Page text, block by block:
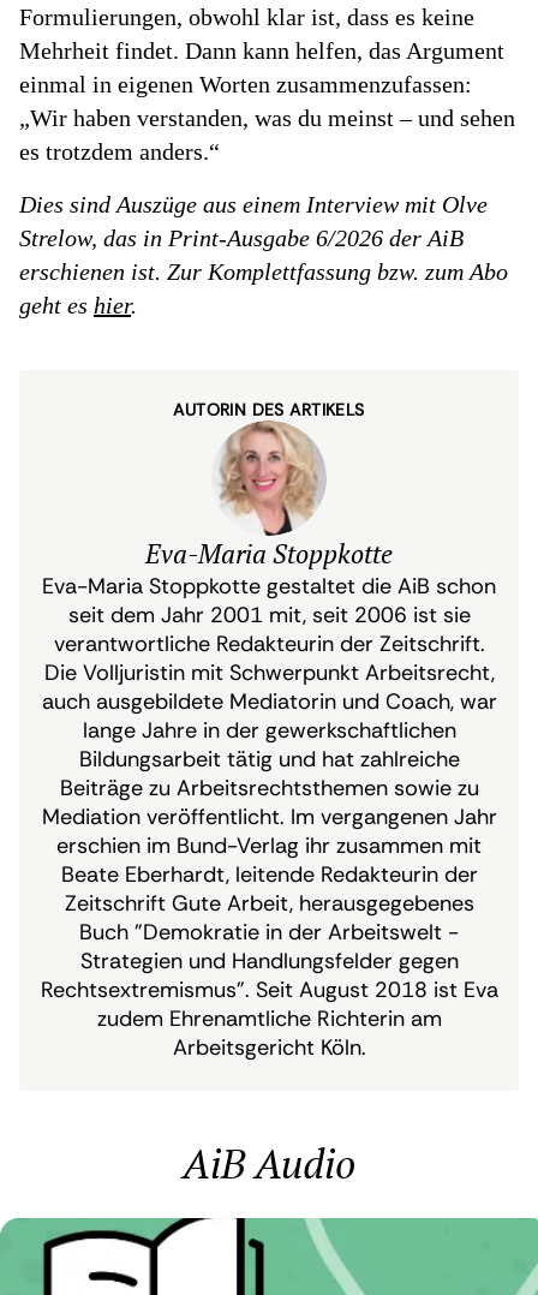
Formulierungen, obwohl klar ist, dass es keine
Mehrheit findet. Dann kann helfen, das Argument
einmal in eigenen Worten zusammenzufassen:
„Wir haben verstanden, was du meinst – und sehen
es trotzdem anders.“
Dies sind Auszüge aus einem Interview mit Olve
Strelow, das in Print-Ausgabe 6/2026 der AiB
erschienen ist. Zur Komplettfassung bzw. zum Abo
geht es hier.
AUTORIN DES ARTIKELS
Eva-Maria Stoppkotte
Eva-Maria Stoppkotte gestaltet die AiB schon
seit dem Jahr 2001 mit, seit 2006 ist sie
verantwortliche Redakteurin der Zeitschrift.
Die Volljuristin mit Schwerpunkt Arbeitsrecht,
auch ausgebildete Mediatorin und Coach, war
lange Jahre in der gewerkschaftlichen
Bildungsarbeit tätig und hat zahlreiche
Beiträge zu Arbeitsrechtsthemen sowie zu
Mediation veröffentlicht. Im vergangenen Jahr
erschien im Bund-Verlag ihr zusammen mit
Beate Eberhardt, leitende Redakteurin der
Zeitschrift Gute Arbeit, herausgegebenes
Buch "Demokratie in der Arbeitswelt -
Strategien und Handlungsfelder gegen
Rechtsextremismus". Seit August 2018 ist Eva
zudem Ehrenamtliche Richterin am
Arbeitsgericht Köln.
AiB Audio